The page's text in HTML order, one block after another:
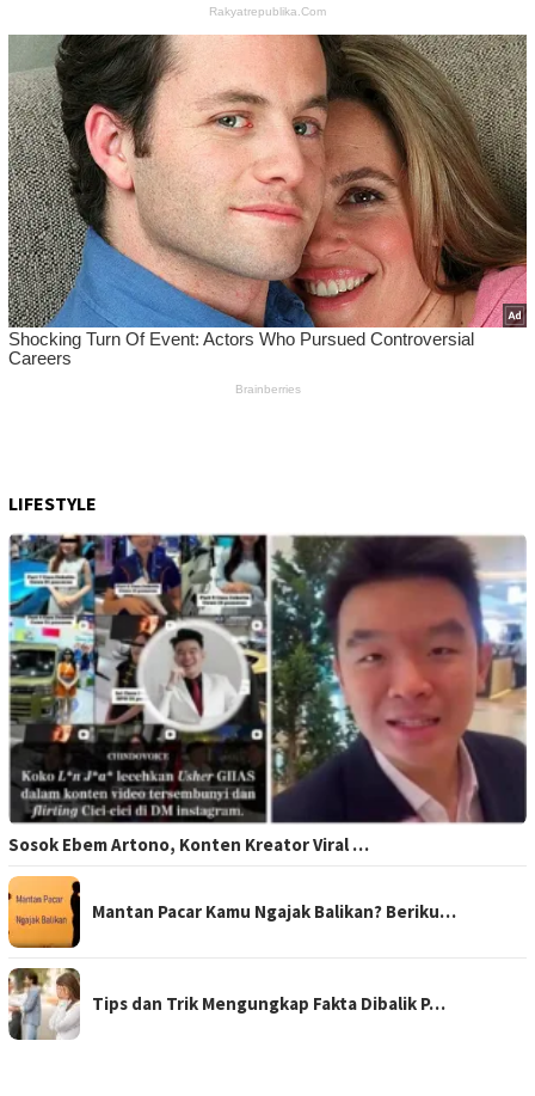
LIFESTYLE
Sosok Ebem Artono, Konten Kreator Viral …
Mantan Pacar Kamu Ngajak Balikan? Beriku…
Tips dan Trik Mengungkap Fakta Dibalik P…